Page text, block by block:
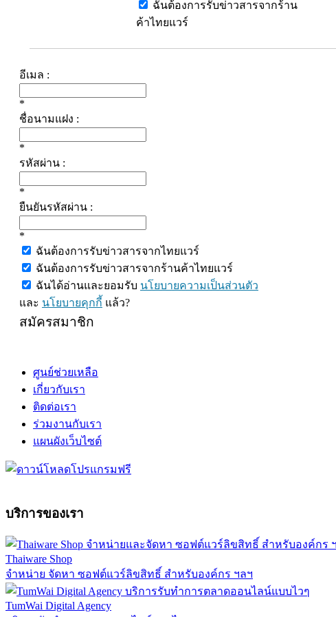
ฉันต้องการรับข่าวสารจากร้าน
ค้าไทยแวร์
อีเมล :
*
ชื่อนามแฝง :
*
รหัสผ่าน :
*
ยืนยันรหัสผ่าน :
*
ฉันต้องการรับข่าวสารจากไทยแวร์
ฉันต้องการรับข่าวสารจากร้านค้าไทยแวร์
ฉันได้อ่านและยอมรับ นโยบายความเป็นส่วนตัว
และ นโยบายคุกกี้ แล้ว?
สมัครสมาชิก
ศูนย์ช่วยเหลือ
เกี่ยวกับเรา
ติดต่อเรา
ร่วมงานกับเรา
แผนผังเว็บไซต์
บริการของเรา
Thaiware Shop
จำหน่าย จัดหา ซอฟต์แวร์ลิขสิทธิ์ สำหรับองค์กร ฯลฯ
TumWai Digital Agency